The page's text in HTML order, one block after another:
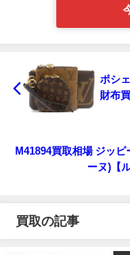
ポシ
財布
M41894買取相場 ジッ
ーヌ)【
買取の記事